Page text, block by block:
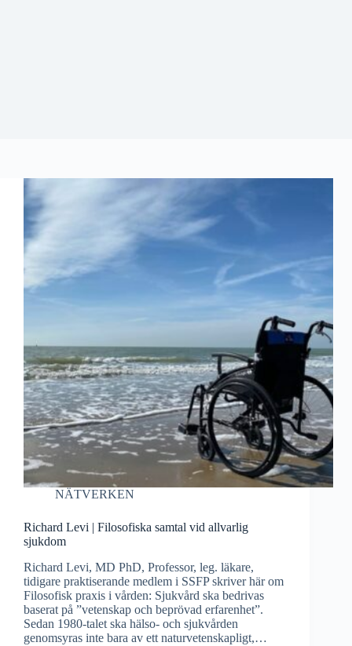
NÄTVERKEN
Richard Levi | Filosofiska samtal vid allvarlig
sjukdom
Richard Levi, MD PhD, Professor, leg. läkare,
tidigare praktiserande medlem i SSFP skriver här om
Filosofisk praxis i vården: Sjukvård ska bedrivas
baserat på ”vetenskap och beprövad erfarenhet”.
Sedan 1980-talet ska hälso- och sjukvården
genomsyras inte bara av ett naturvetenskapligt,…